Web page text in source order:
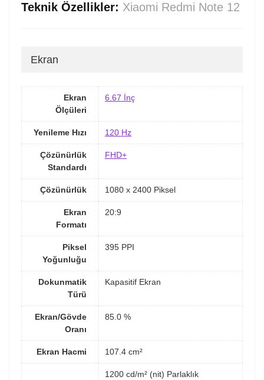
Teknik Özellikler: Xiaomi Redmi Note 12
Ekran
Ekran
Ölçüleri
6.67 İnç
Yenileme Hızı 120 Hz
Çözünürlük
Standardı
FHD+
Çözünürlük 1080 x 2400 Piksel
Ekran
Formatı
20:9
Piksel
Yoğunluğu
395 PPI
Dokunmatik
Türü
Kapasitif Ekran
Ekran/Gövde
Oranı
85.0 %
Ekran Hacmi 107.4 cm²
1200 cd/m² (nit) Parlaklık